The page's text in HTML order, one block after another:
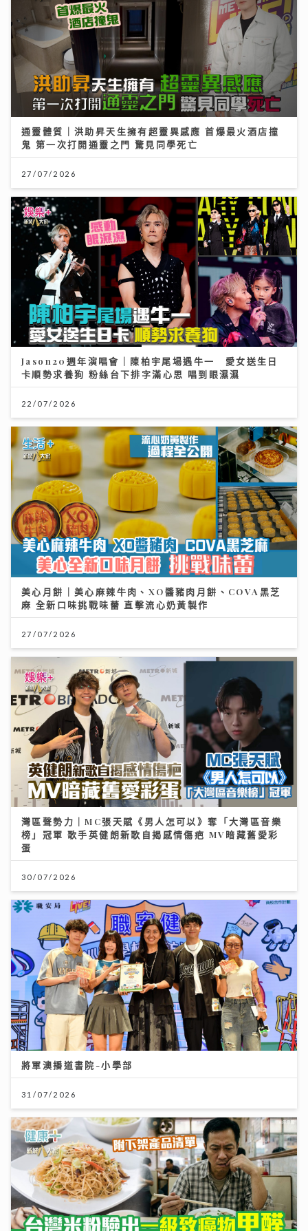
通靈體質｜洪助昇天生擁有超靈異感應 首爆最火酒店撞
鬼 第一次打開通靈之門 驚見同學死亡
27/07/2026
Jason20週年演唱會｜陳柏宇尾場遇牛一 愛女送生日
卡順勢求養狗 粉絲台下排字滿心思 唱到眼濕濕
22/07/2026
美心月餅｜美心麻辣牛肉、XO醬豬肉月餅、COVA黑芝
麻 全新口味挑戰味蕾 直擊流心奶黃製作
27/07/2026
灣區聲勢力｜MC張天賦《男人怎可以》奪「大灣區音樂
榜」冠軍 歌手英健朗新歌自揭感情傷疤 MV暗藏舊愛彩
蛋
30/07/2026
將軍澳播道書院-小學部
31/07/2026